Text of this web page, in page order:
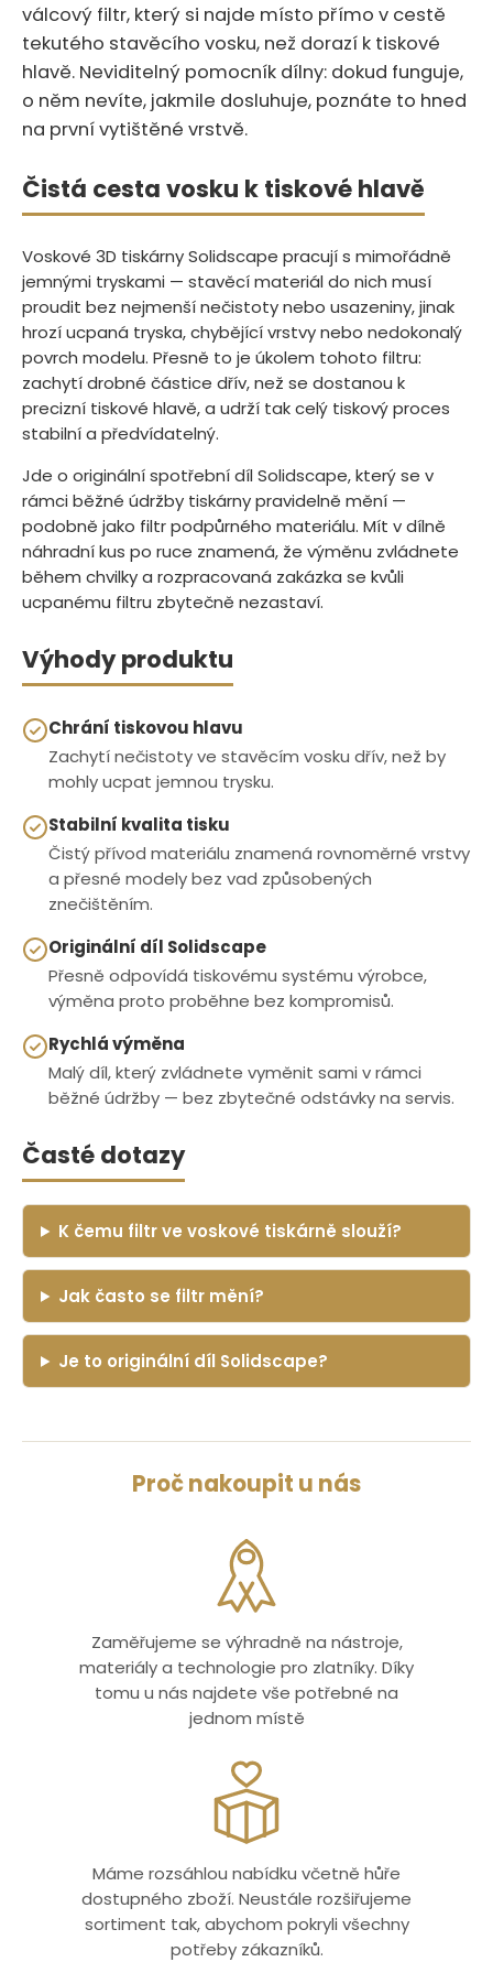
válcový filtr, který si najde místo přímo v cestě
tekutého stavěcího vosku, než dorazí k tiskové
hlavě. Neviditelný pomocník dílny: dokud funguje,
o něm nevíte, jakmile dosluhuje, poznáte to hned
na první vytištěné vrstvě.
Čistá cesta vosku k tiskové hlavě
Voskové 3D tiskárny Solidscape pracují s mimořádně
jemnými tryskami — stavěcí materiál do nich musí
proudit bez nejmenší nečistoty nebo usazeniny, jinak
hrozí ucpaná tryska, chybějící vrstvy nebo nedokonalý
povrch modelu. Přesně to je úkolem tohoto filtru:
zachytí drobné částice dřív, než se dostanou k
precizní tiskové hlavě, a udrží tak celý tiskový proces
stabilní a předvídatelný.
Jde o originální spotřební díl Solidscape, který se v
rámci běžné údržby tiskárny pravidelně mění —
podobně jako filtr podpůrného materiálu. Mít v dílně
náhradní kus po ruce znamená, že výměnu zvládnete
během chvilky a rozpracovaná zakázka se kvůli
ucpanému filtru zbytečně nezastaví.
Výhody produktu
Chrání tiskovou hlavu
Zachytí nečistoty ve stavěcím vosku dřív, než by
mohly ucpat jemnou trysku.
Stabilní kvalita tisku
Čistý přívod materiálu znamená rovnoměrné vrstvy
a přesné modely bez vad způsobených
znečištěním.
Originální díl Solidscape
Přesně odpovídá tiskovému systému výrobce,
výměna proto proběhne bez kompromisů.
Rychlá výměna
Malý díl, který zvládnete vyměnit sami v rámci
běžné údržby — bez zbytečné odstávky na servis.
Časté dotazy
K čemu filtr ve voskové tiskárně slouží?
Jak často se filtr mění?
Je to originální díl Solidscape?
Proč nakoupit u nás
Zaměřujeme se výhradně na nástroje,
materiály a technologie pro zlatníky. Díky
tomu u nás najdete vše potřebné na
jednom místě
Máme rozsáhlou nabídku včetně hůře
dostupného zboží. Neustále rozšiřujeme
sortiment tak, abychom pokryli všechny
potřeby zákazníků.